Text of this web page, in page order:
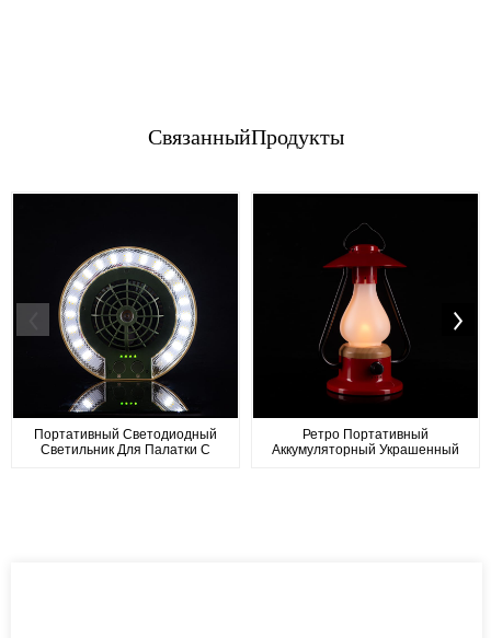
СвязанныйПродукты
Портативный Светодиодный
Светильник Для Палатки С
Ретро Портативный
Аккумуляторный Украшенный